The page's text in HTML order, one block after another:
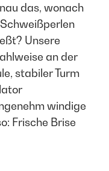
das, wonach
Unsere
an der
stabiler Turm
windige
Frische Brise